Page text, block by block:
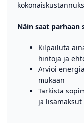
Näin saat parhaan
Kilpailuta
hintoja ja
Arvioi
mukaan
Tarkista
ja lisämaksut